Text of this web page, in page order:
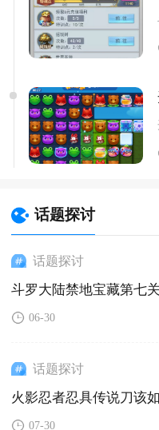
话题探讨
话题探讨
06-30
话题探讨
火影忍者忍具传说刀该
07-30